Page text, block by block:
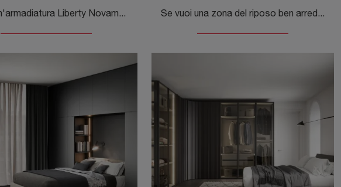
Cerchi un'armadiatura Liberty Novamobili? Clicca subito! Gli armadi su misura con ante battenti ti attendono.
Se vuoi una zona del riposo ben arredata, scegli l'armadio Alfa Lineare con ante battenti di Novamobili!